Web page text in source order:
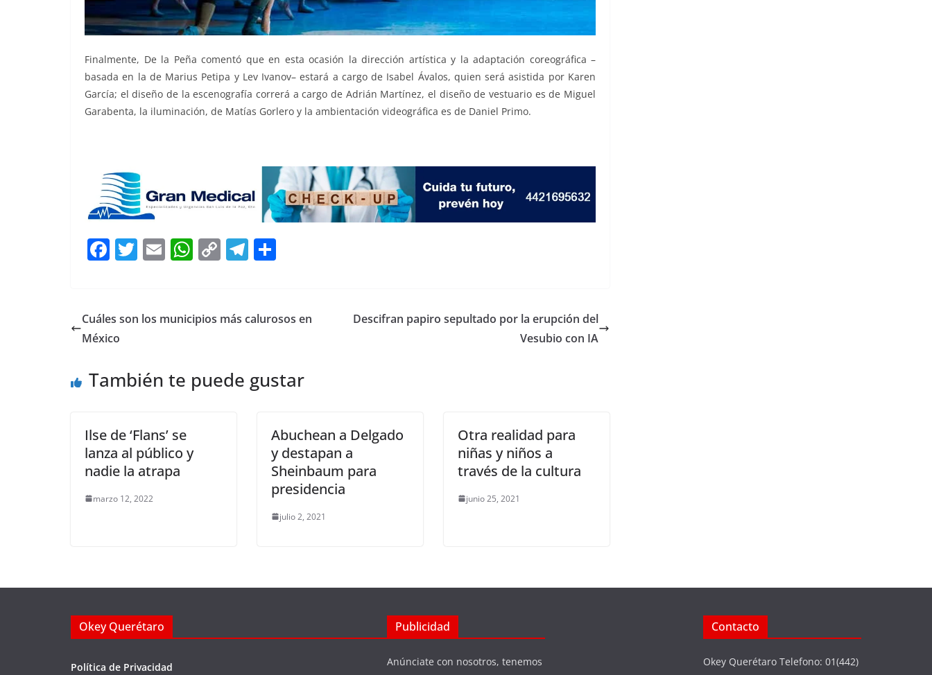
Finalmente, De la Peña comentó que en esta ocasión la dirección artística y la adaptación coreográfica –
basada en la de Marius Petipa y Lev Ivanov– estará a cargo de Isabel Ávalos, quien será asistida por Karen
García; el diseño de la escenografía correrá a cargo de Adrián Martínez, el diseño de vestuario es de Miguel
Garabenta, la iluminación, de Matías Gorlero y la ambientación videográfica es de Daniel Primo.
F
e
b
o
T
er
E
l
W
s
p
C
y
k
T
gr e
Cuáles son los municipios más calurosos en
México
Descifran papiro sepultado por la erupción del
Vesubio con IA
También te puede gustar
Ilse de ‘Flans’ se
lanza al público y
nadie la atrapa
marzo 12, 2022
Abuchean a Delgado
y destapan a
Sheinbaum para
presidencia
julio 2, 2021
Otra realidad para
niñas y niños a
través de la cultura
junio 25, 2021
Okey Querétaro
Política de Privacidad
Publicidad
Anúnciate con nosotros, tenemos
Contacto
Okey Querétaro Telefono: 01(442)